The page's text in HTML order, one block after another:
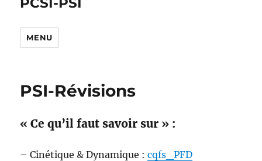
MENU
PSI-Révisions
« Ce qu’il faut savoir sur » :
– Cinétique & Dynamique :cqfs_PFD